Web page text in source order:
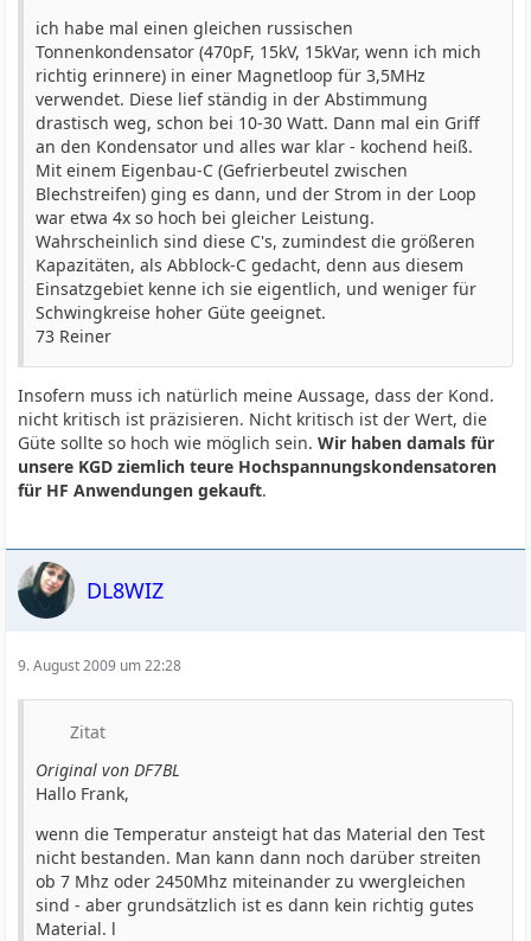
ich habe mal einen gleichen russischen
Tonnenkondensator (470pF, 15kV, 15kVar, wenn ich mich
richtig erinnere) in einer Magnetloop für 3,5MHz
verwendet. Diese lief ständig in der Abstimmung
drastisch weg, schon bei 10-30 Watt. Dann mal ein Griff
an den Kondensator und alles war klar - kochend heiß.
Mit einem Eigenbau-C (Gefrierbeutel zwischen
Blechstreifen) ging es dann, und der Strom in der Loop
war etwa 4x so hoch bei gleicher Leistung.
Wahrscheinlich sind diese C's, zumindest die größeren
Kapazitäten, als Abblock-C gedacht, denn aus diesem
Einsatzgebiet kenne ich sie eigentlich, und weniger für
Schwingkreise hoher Güte geeignet.
73 Reiner
Insofern muss ich natürlich meine Aussage, dass der Kond.
nicht kritisch ist präzisieren. Nicht kritisch ist der Wert, die
Güte sollte so hoch wie möglich sein.Wir haben damals für
unsere KGD ziemlich teure Hochspannungskondensatoren
für HF Anwendungen gekauft.
DL8WIZ
9. August 2009 um 22:28
Zitat
Original von DF7BL
Hallo Frank,
wenn die Temperatur ansteigt hat das Material den Test
nicht bestanden. Man kann dann noch darüber streiten
ob 7 Mhz oder 2450Mhz miteinander zu vwergleichen
sind - aber grundsätzlich ist es dann kein richtig gutes
Material. l